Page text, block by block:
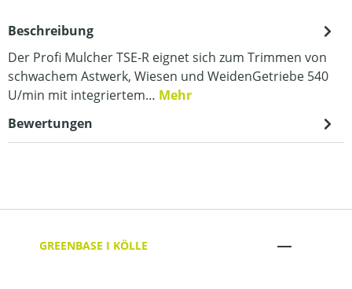
Beschreibung
Der Profi Mulcher TSE-R eignet sich zum Trimmen von
schwachem Astwerk, Wiesen und WeidenGetriebe 540
U/min mit integriertem… Mehr
Bewertungen
GREENBASE I KÖLLE